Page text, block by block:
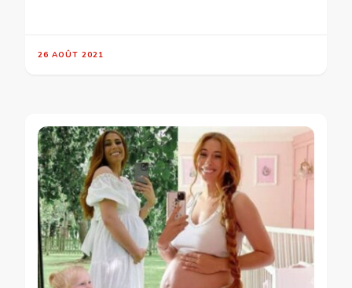
26 AOÛT 2021